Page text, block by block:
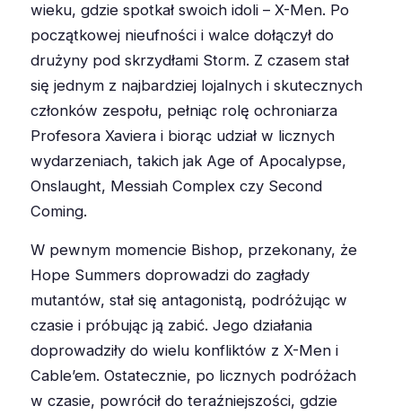
wieku, gdzie spotkał swoich idoli – X-Men. Po
początkowej nieufności i walce dołączył do
drużyny pod skrzydłami Storm. Z czasem stał
się jednym z najbardziej lojalnych i skutecznych
członków zespołu, pełniąc rolę ochroniarza
Profesora Xaviera i biorąc udział w licznych
wydarzeniach, takich jak Age of Apocalypse,
Onslaught, Messiah Complex czy Second
Coming.
W pewnym momencie Bishop, przekonany, że
Hope Summers doprowadzi do zagłady
mutantów, stał się antagonistą, podróżując w
czasie i próbując ją zabić. Jego działania
doprowadziły do wielu konfliktów z X-Men i
Cable’em. Ostatecznie, po licznych podróżach
w czasie, powrócił do teraźniejszości, gdzie